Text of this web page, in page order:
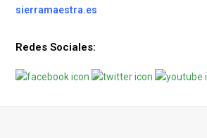
sierramaestra.es
Redes Sociales: